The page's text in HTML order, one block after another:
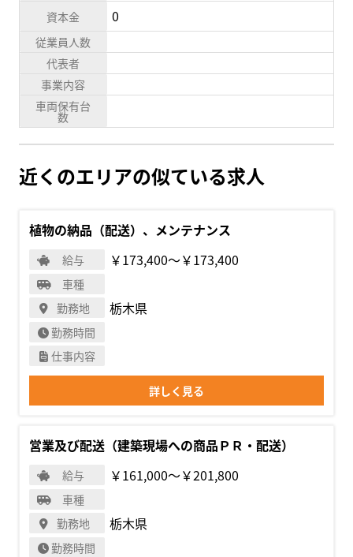
資本金
0
従業員人数
代表者
事業内容
車両保有台
数
近くのエリアの似ている求人
植物の納品（配送）、メンテナンス
給与 ￥173,400〜￥173,400
車種
勤務地
栃木県
勤務時間
仕事内容
詳しく見る
営業及び配送（建築現場への商品ＰＲ・配送）
給与 ￥161,000〜￥201,800
車種
勤務地
栃木県
勤務時間